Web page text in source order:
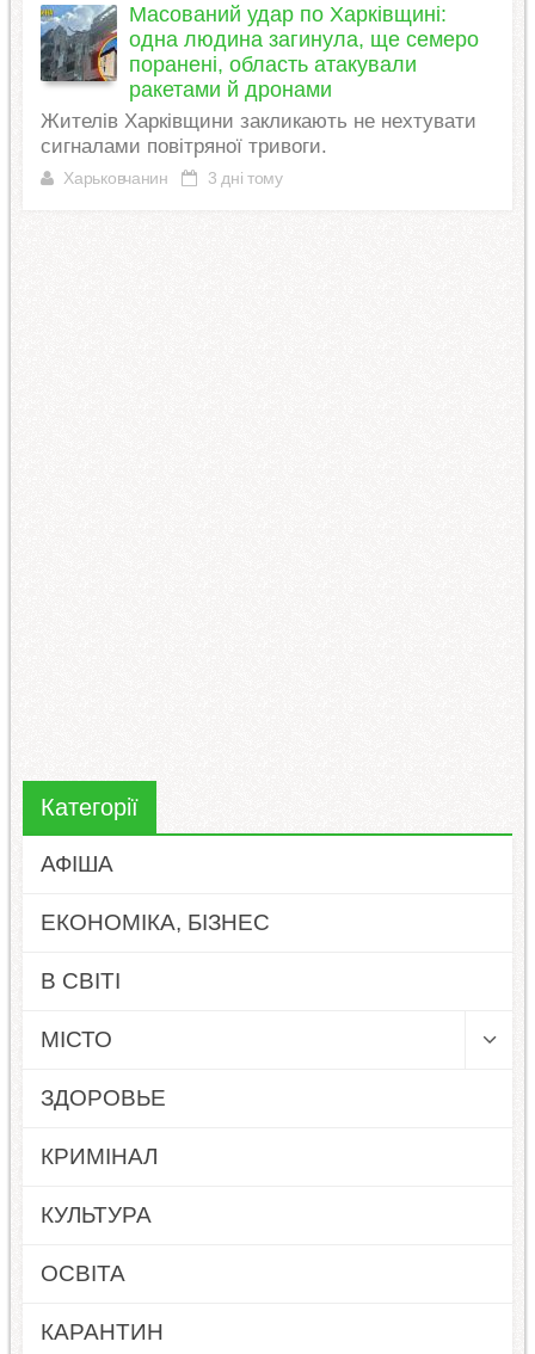
Масований удар по Харківщині:
одна людина загинула, ще семеро
поранені, область атакували
ракетами й дронами
Жителів Харківщини закликають не нехтувати
сигналами повітряної тривоги.
Харьковчанин 3 дні тому
Категорії
АФІША
ЕКОНОМІКА, БІЗНЕС
В СВІТІ
МІСТО
ЗДОРОВЬЕ
КРИМІНАЛ
КУЛЬТУРА
ОСВІТА
КАРАНТИН